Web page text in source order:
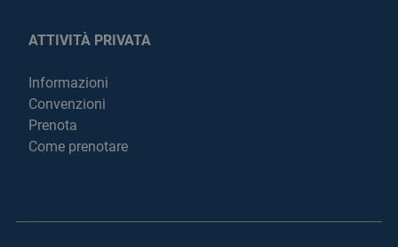
ATTIVITÀ PRIVATA
Informazioni
Convenzioni
Prenota
Come prenotare